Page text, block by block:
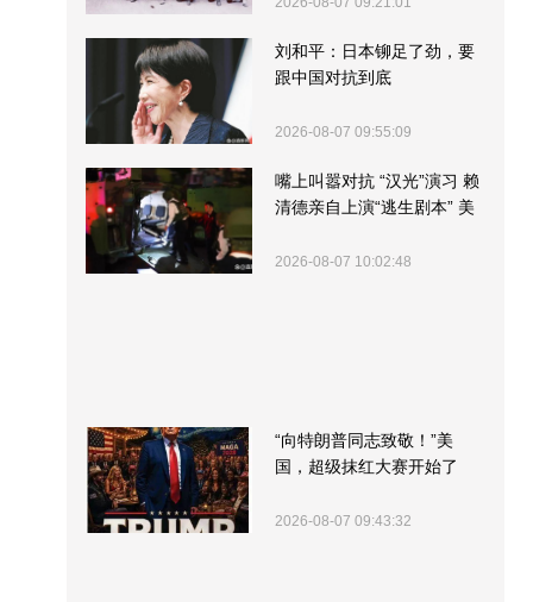
刘和平：日本铆足了劲，要
跟中国对抗到底
2026-08-07 09:55:09
嘴上叫嚣对抗 “汉光”演习 赖
清德亲自上演“逃生剧本” 美
2026-08-07 10:02:48
“向特朗普同志致敬！”美
国，超级抹红大赛开始了
2026-08-07 09:43:32